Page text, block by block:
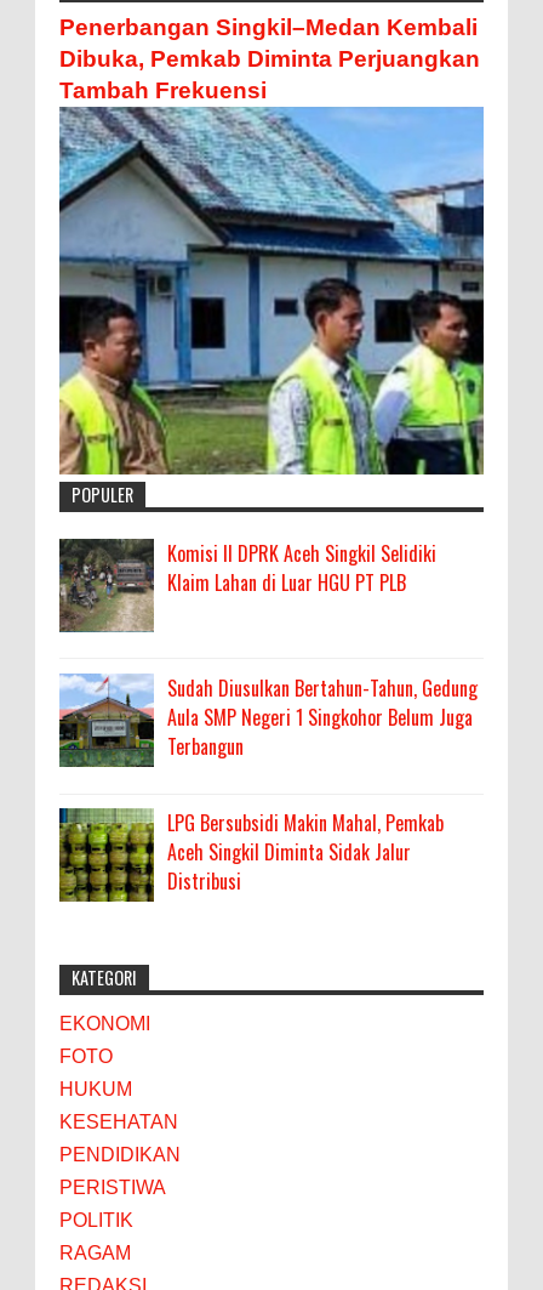
Penerbangan Singkil–Medan Kembali
Dibuka, Pemkab Diminta Perjuangkan
Tambah Frekuensi
POPULER
Komisi II DPRK Aceh Singkil Selidiki
Klaim Lahan di Luar HGU PT PLB
Sudah Diusulkan Bertahun-Tahun, Gedung
Aula SMP Negeri 1 Singkohor Belum Juga
Terbangun
LPG Bersubsidi Makin Mahal, Pemkab
Aceh Singkil Diminta Sidak Jalur
Distribusi
KATEGORI
EKONOMI
FOTO
HUKUM
KESEHATAN
PENDIDIKAN
PERISTIWA
POLITIK
RAGAM
REDAKSI